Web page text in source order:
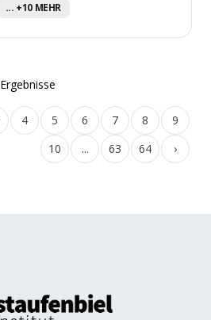
... +10 MEHR
Ergebnisse
4 5 6 7 8
9
10
... 63 64 ›